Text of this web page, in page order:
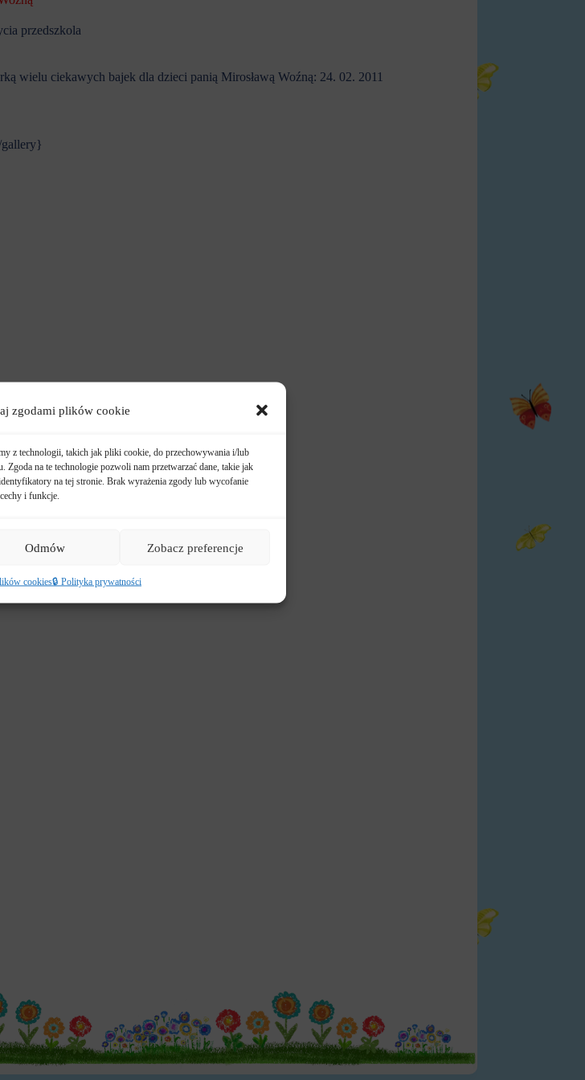
zgodami plików cookie
z technologii, takich jak pliki cookie, do przechowywania i/lub
na te technologie pozwoli nam przetwarzać dane, takie jak
na tej stronie. Brak wyrażenia zgody lub wycofanie
i funkcje.
Odmów Zobacz preferencje
cookies🔒 Polityka prywatności
przedszkola
wielu ciekawych bajek dla dzieci panią Mirosławą Woźną: 24. 02. 2011